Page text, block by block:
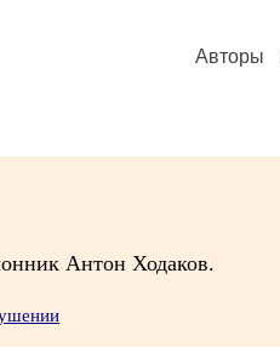
Авторы
Антон Ходаков.